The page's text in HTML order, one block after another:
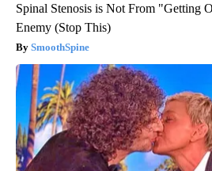
Spinal Stenosis is Not From "Getting
Enemy (Stop This)
SmoothSpine